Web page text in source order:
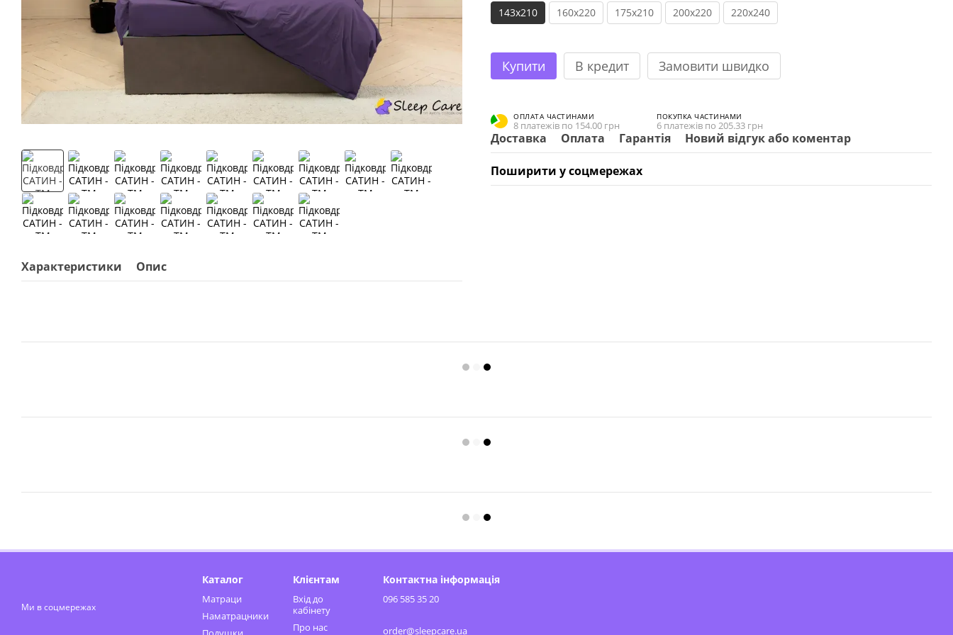
Характеристики Опис
143x210 160x220 175x210 200x220 220x240
Купити В кредит Замовити швидко
ОПЛАТА ЧАСТИНАМИ
8 платежів по 154.00 грн
ПОКУПКА ЧАСТИНАМИ
6 платежів по 205.33 грн
Доставка Оплата Гарантія Новий відгук або коментар
Поширити у соцмережах
Ми в соцмережах
Каталог
Матраци
Наматрацники
Клієнтам
Вхід до
кабінету
Про нас
Контактна інформація
096 585 35 20
order@sleepcare.ua